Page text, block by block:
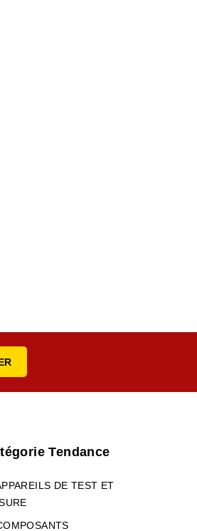
Tendance
DE TEST ET